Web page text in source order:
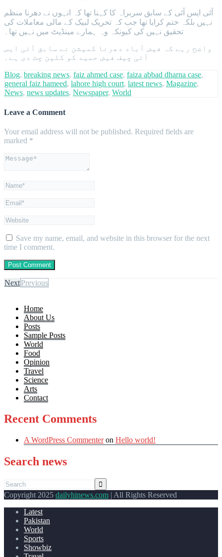
آئی ایس آئی کے سابق سربراہ کا کہنا تھا کہ انہوں نے دھرنا منظم
نہیں بلکہ ختم کرایا تھا جب کہ تحریک لبیک کے مالی معاملات کی
تحقیق نہیں کی کیونکہ وہ ہمارے مینڈیٹ میں نہیں تھا۔
واضح رہے کہ فیض آباد دھرنا کمیشن نے سابق آئی ایس
آئی چیف فیض حمید کو کلین چٹ دی ہے۔
Blog, breaking news, faiz ahmed case, faiza abbad dharna case,
general faiz hameed, lahore high court, latest news, Magazine,
News, news updates, Newspaper, World
Leave a Comment
Your email address will not be published. Required fields are
marked *
Save my name, email, and website in this browser for the next
time I comment.
NextPrevious
Home
About Us
Posts
Sample Posts
World
Food
Opinion
Travel
Science
Arts
Contact
Recent Comments
A WordPress Commenteron Hello world!
Search news
Copyright 2025 dailyhinews.com | All Rights Reserved
Latest
Pakistan
World
Sports
Showbiz